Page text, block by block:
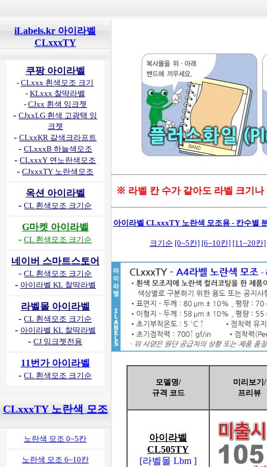
iLabels.kr 아이라벨
CLxxxTY
쿠팡 아이라벨
-CLxxx 흰색모조 크기
- KLxxx 찰딱라벨
- CJxx 흰색 잉크젯
-CJxxLG 흰색 고광택 잉
크젯
-CLxxKR 갈색크라프트
- CLxxxB 하늘색모조
-CLxxxY 연노란색모조
-CJxxxTY 노란색모조
옥션 아이라벨
-CL 흰색모조 크기순
G마켓 아이라벨
-CL 흰색모조 크기순
네이버 스마트스토어
-CL 흰색모조 크기순
- 아이라벨 KL 찰딱라벨
라벨몰 아이라벨
-CL 흰색모조 크기순
- 아이라벨 KL 찰딱라벨
-CJ 잉크젯전용
11번가 아이라벨
-CL 흰색모조 크기순
CLxxxTY 노란색 모조
노란색 모조 0~5칸
노란색 모조 6~10칸
※ 라벨 칸 수가 같아도 라벨 크기나
아이라벨 CLxxxTY 노란색 모조용 - 칸수별
크기순 [0~5칸] [6~10칸] [11~20칸]
모델명/
규격 코드
미리보기/
프리뷰
아이라벨
CL505TY
[라벨몰 Lbm ]